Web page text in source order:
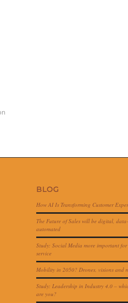
BLOG
How AI Is Transforming Customer
The Future of Sales will be digital,
automated
Study: Social Media more important for
service
Mobility in 2050? Drones, visions and
Study: Leadership in Industry 4.0 –
are you?